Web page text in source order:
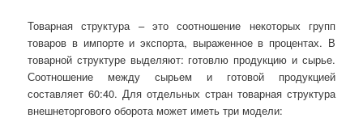
Товарная структура – это соотношение некоторых групп
товаров в импорте и экспорта, выраженное в процентах. В
товарной структуре выделяют: готовлю продукцию и сырье.
Соотношение между сырьем и готовой продукцией
составляет 60:40. Для отдельных стран товарная структура
внешнеторгового оборота может иметь три модели: